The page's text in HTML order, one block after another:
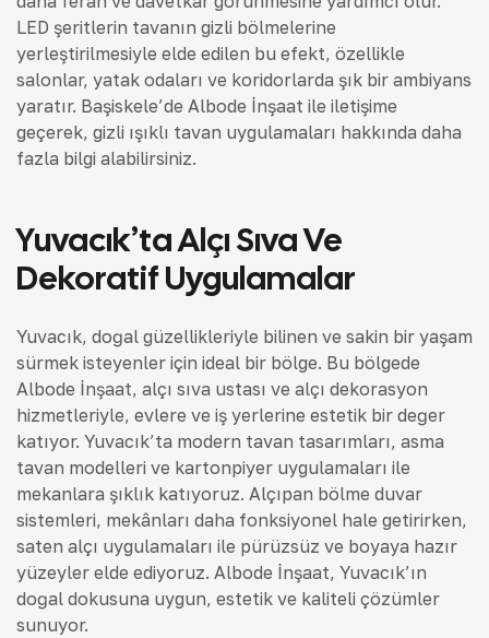
LED şeritlerin tavanın gizli bölmelerine
yerleştirilmesiyle elde edilen bu efekt, özellikle
salonlar, yatak odaları ve koridorlarda şık bir ambiyans
yaratır. Başiskele’de Albode İnşaat ile iletişime
geçerek, gizli ışıklı tavan uygulamaları hakkında daha
fazla bilgi alabilirsiniz.
Yuvacık’ta Alçı Sıva Ve
Dekoratif Uygulamalar
Yuvacık, doğal güzellikleriyle bilinen ve sakin bir yaşam
sürmek isteyenler için ideal bir bölge. Bu bölgede
Albode İnşaat, alçı sıva ustası ve alçı dekorasyon
hizmetleriyle, evlere ve iş yerlerine estetik bir değer
katıyor. Yuvacık’ta modern tavan tasarımları, asma
tavan modelleri ve kartonpiyer uygulamaları ile
mekanlara şıklık katıyoruz. Alçıpan bölme duvar
sistemleri, mekânları daha fonksiyonel hale getirirken,
saten alçı uygulamaları ile pürüzsüz ve boyaya hazır
yüzeyler elde ediyoruz. Albode İnşaat, Yuvacık’ın
doğal dokusuna uygun, estetik ve kaliteli çözümler
sunuyor.